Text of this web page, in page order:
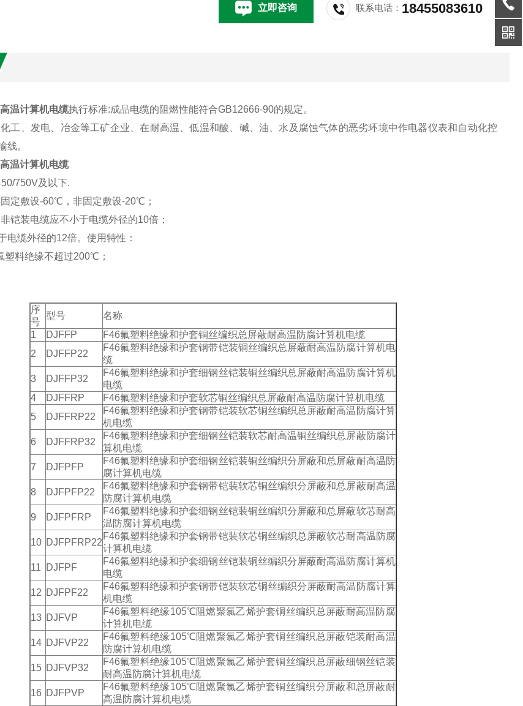
立即咨询 联系电话： 18455083610
温计算机电缆执行标准:成品电缆的阻燃性能符合GB12666-90的规定。
工、发电、冶金等工矿企业、在耐高温、低温和酸、碱、油、水及腐蚀气体的恶劣环境中作电器仪表和自动化控
线。
温计算机电缆
750V及以下.
定敷设-60℃，非固定敷设-20℃；
铠装电缆应不小于电缆外径的10倍；
电缆外径的12倍。使用特性：
塑料绝缘不超过200℃；
序
号
型号
名称
1
DJFFP
F46氟塑料绝缘和护套铜丝编织总屏蔽耐高温防腐计算机电缆
2
DJFFP22
F46氟塑料绝缘和护套钢带铠装铜丝编织总屏蔽耐高温防腐计算机电
缆
3
DJFFP32
F46氟塑料绝缘和护套细钢丝铠装铜丝编织总屏蔽耐高温防腐计算机
电缆
4
DJFFRP
F46氟塑料绝缘和护套软芯铜丝编织总屏蔽耐高温防腐计算机电缆
5
DJFFRP22
F46氟塑料绝缘和护套钢带铠装软芯铜丝编织总屏蔽耐高温防腐计算
机电缆
6
DJFFRP32
F46氟塑料绝缘和护套细钢丝铠装软芯耐高温铜丝编织总屏蔽防腐计
算机电缆
7
DJFPFP
F46氟塑料绝缘和护套细钢丝铠装铜丝编织分屏蔽和总屏蔽耐高温防
腐计算机电缆
8
DJFPFP22
F46氟塑料绝缘和护套钢带铠装软芯铜丝编织分屏蔽和总屏蔽耐高温
防腐计算机电缆
9
DJFPFRP
F46氟塑料绝缘和护套细钢丝铠装铜丝编织分屏蔽和总屏蔽软芯耐高
温防腐计算机电缆
10 DJFPFRP22
F46氟塑料绝缘和护套钢带铠装软芯铜丝编织总屏蔽软芯耐高温防腐
计算机电缆
11
DJFPF
F46氟塑料绝缘和护套细钢丝铠装铜丝编织分屏蔽耐高温防腐计算机
电缆
12 DJFPF22
F46氟塑料绝缘和护套钢带铠装软芯铜丝编织分屏蔽耐高温防腐计算
机电缆
13 DJFVP
F46氟塑料绝缘105℃阻燃聚氯乙烯护套铜丝编织总屏蔽耐高温防腐
计算机电缆
14 DJFVP22
F46氟塑料绝缘105℃阻燃聚氯乙烯护套铜丝编织总屏蔽铠装耐高温
防腐计算机电缆
15 DJFVP32
F46氟塑料绝缘105℃阻燃聚氯乙烯护套铜丝编织总屏蔽细钢丝铠装
耐高温防腐计算机电缆
16 DJFPVP
F46氟塑料绝缘105℃阻燃聚氯乙烯护套铜丝编织分屏蔽和总屏蔽耐
高温防腐计算机电缆